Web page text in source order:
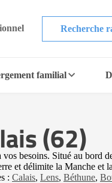
Recherche
familial
(62)
besoins. Situé au bord
et délimite la Manche et
: Calais, Lens, Béthune,